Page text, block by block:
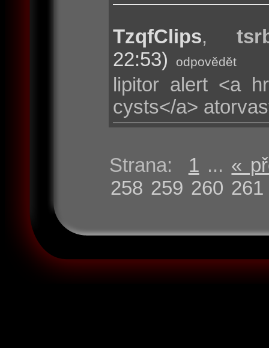
TzqfClips,
22:53)
odpovědět
lipitor alert <a
cysts</a>
Strana: 1 ... «
258 259 260 261